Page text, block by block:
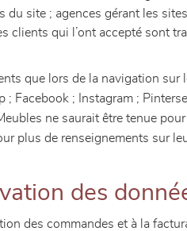
du site ; agences gérant les
clients qui l’ont accepté sont
que lors de la navigation sur
; Facebook ; Instagram ;
ne saurait être tenue
plus de renseignements sur
des
des commandes et à la